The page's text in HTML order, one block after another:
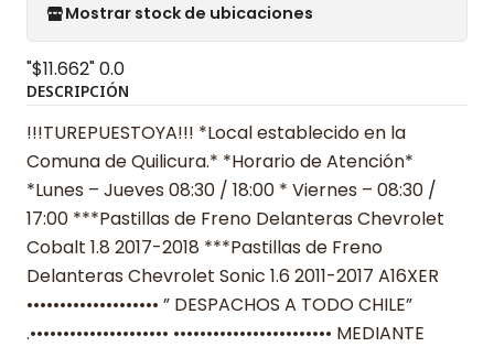
Mostrar stock de ubicaciones
"$11.662"0.0
DESCRIPCIÓN
!!!TUREPUESTOYA!!! *Local establecido en la
Comuna de Quilicura.* *Horario de Atención*
*Lunes – Jueves 08:30 / 18:00 * Viernes – 08:30 /
17:00 ***Pastillas de Freno Delanteras Chevrolet
Cobalt 1.8 2017-2018 ***Pastillas de Freno
Delanteras Chevrolet Sonic 1.6 2011-2017 A16XER
•••••••••••••••••••• ” DESPACHOS A TODO CHILE”
.••••••••••••••••••••• •••••••••••••••••••••••• MEDIANTE